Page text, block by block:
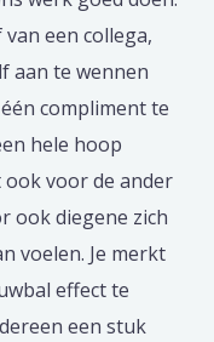
een collega,
aan te wennen
compliment te
hele hoop
voor de ander
ook diegene zich
voelen. Je merkt
effect te
een stuk